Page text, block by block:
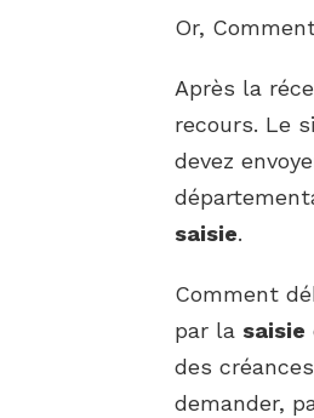
Or,
Après la
recours. Le
devez
saisie.
Comment
par la saisie
des
demander,